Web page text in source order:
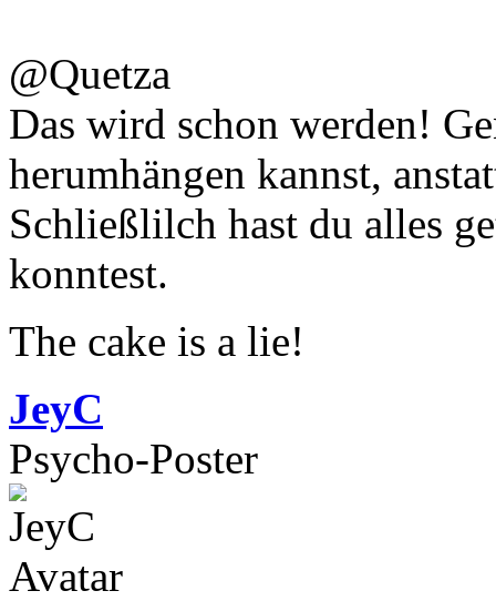
@Quetza
Das wird schon werden!
herumhängen kannst,
Schließlilch hast du alles
konntest.
The cake is a lie!
JeyC
Psycho-Poster